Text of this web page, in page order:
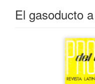
El gasoducto